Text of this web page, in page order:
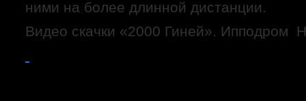
ними на более длинной дистанции.
Видео скачки «2000 Гиней». Ипподром